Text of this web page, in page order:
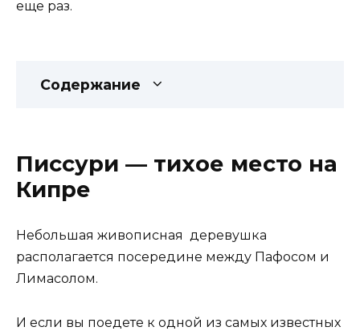
еще раз.
Содержание
Писсури — тихое место на
Кипре
Небольшая живописная деревушка
располагается посередине между Пафосом и
Лимасолом.
И если вы поедете к одной из самых известных